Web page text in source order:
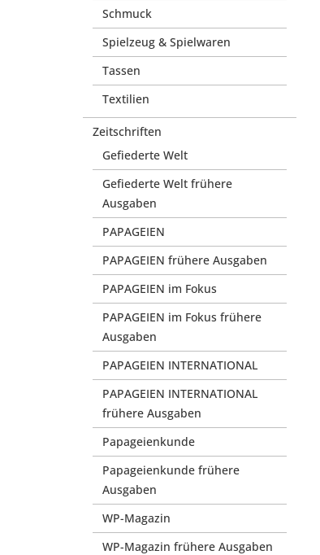
Schmuck
Spielzeug & Spielwaren
Tassen
Textilien
Zeitschriften
Gefiederte Welt
Gefiederte Welt frühere
Ausgaben
PAPAGEIEN
PAPAGEIEN frühere Ausgaben
PAPAGEIEN im Fokus
PAPAGEIEN im Fokus frühere
Ausgaben
PAPAGEIEN INTERNATIONAL
PAPAGEIEN INTERNATIONAL
frühere Ausgaben
Papageienkunde
Papageienkunde frühere
Ausgaben
WP-Magazin
WP-Magazin frühere Ausgaben